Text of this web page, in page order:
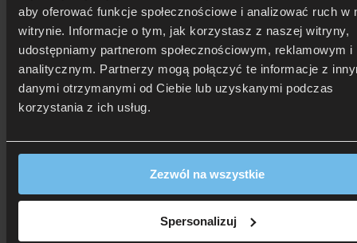
aby oferować funkcje społecznościowe i analizować ruch w
witrynie. Informacje o tym, jak korzystasz z naszej witryny,
udostępniamy partnerom społecznościowym, reklamowym i
analitycznym. Partnerzy mogą połączyć te informacje z
danymi otrzymanymi od Ciebie lub uzyskanymi podczas
korzystania z ich usług.
Zezwól na wszystkie
Spersonalizuj
- Zamów telefonicznie
Zadzwoń i dowiedz się, jak dostać rabat!